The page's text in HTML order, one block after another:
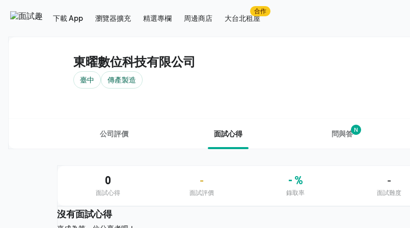
下載 App 瀏覽器擴充 精選專欄 周邊商店 大台北租屋
合作
東曜數位科技有限公司
臺中 傳產製造
公司評價 面試心得 問與答N
0
面試心得
-
面試評價
- %
錄取率
-
面試難度
沒有面試心得